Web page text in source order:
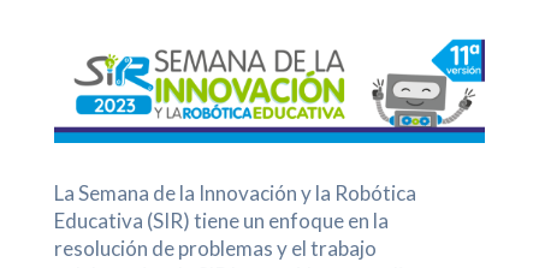
La Semana de la Innovación y la Robótica
Educativa (SIR)tiene un enfoque en la
resolución de problemas y el trabajo